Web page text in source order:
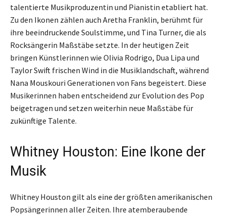
talentierte Musikproduzentin und Pianistin etabliert hat.
Zu den Ikonen zählen auch Aretha Franklin, berühmt für
ihre beeindruckende Soulstimme, und Tina Turner, die als
Rocksängerin Maßstäbe setzte. In der heutigen Zeit
bringen Künstlerinnen wie Olivia Rodrigo, Dua Lipa und
Taylor Swift frischen Wind in die Musiklandschaft, während
Nana Mouskouri Generationen von Fans begeistert. Diese
Musikerinnen haben entscheidend zur Evolution des Pop
beigetragen und setzen weiterhin neue Maßstäbe für
zukünftige Talente.
Whitney Houston: Eine Ikone der
Musik
Whitney Houston gilt als eine der größten amerikanischen
Popsängerinnen aller Zeiten. Ihre atemberaubende